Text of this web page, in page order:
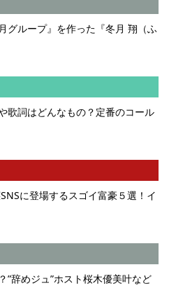
グループ』を作った『冬月 翔（ふ
歌詞はどんなもの？定番のコール
に登場するスゴイ富豪５選！イ
”辞めジュ”ホスト桜木優美叶など